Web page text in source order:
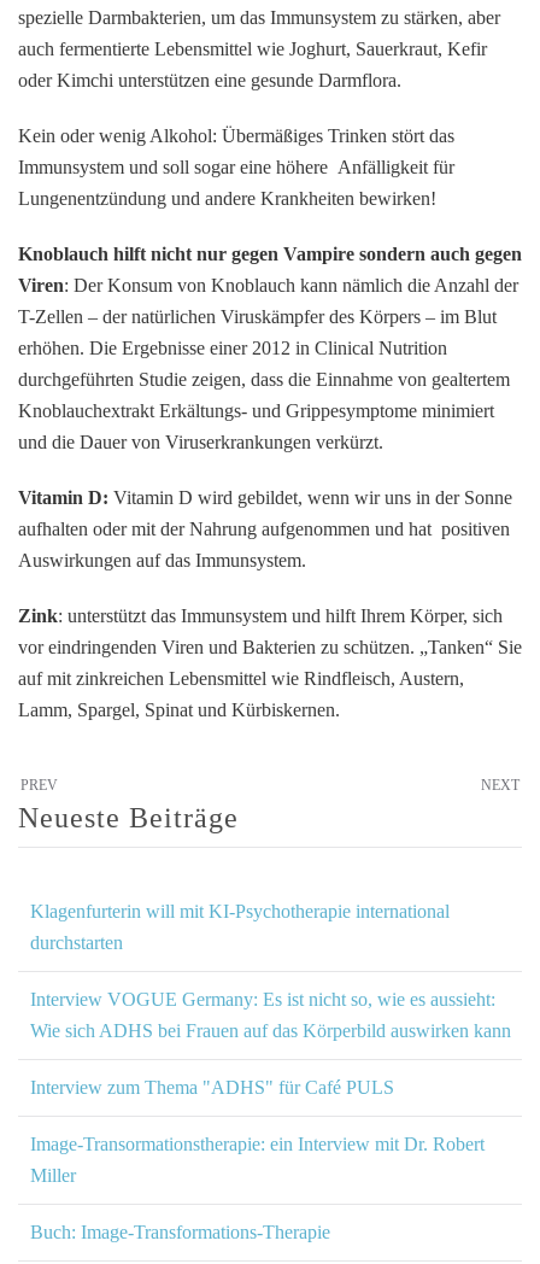
spezielle Darmbakterien, um das Immunsystem zu stärken, aber
auch fermentierte Lebensmittel wie Joghurt, Sauerkraut, Kefir
oder Kimchi unterstützen eine gesunde Darmflora.
Kein oder wenig Alkohol: Übermäßiges Trinken stört das
Immunsystem und soll sogar eine höhere Anfälligkeit für
Lungenentzündung und andere Krankheiten bewirken!
Knoblauch hilft nicht nur gegen Vampire sondern auch gegen
Viren: Der Konsum von Knoblauch kann nämlich die Anzahl der
T-Zellen – der natürlichen Viruskämpfer des Körpers – im Blut
erhöhen. Die Ergebnisse einer 2012 in Clinical Nutrition
durchgeführten Studie zeigen, dass die Einnahme von gealtertem
Knoblauchextrakt Erkältungs- und Grippesymptome minimiert
und die Dauer von Viruserkrankungen verkürzt.
Vitamin D: Vitamin D wird gebildet, wenn wir uns in der Sonne
aufhalten oder mit der Nahrung aufgenommen und hat positiven
Auswirkungen auf das Immunsystem.
Zink: unterstützt das Immunsystem und hilft Ihrem Körper, sich
vor eindringenden Viren und Bakterien zu schützen. „Tanken“ Sie
auf mit zinkreichen Lebensmittel wie Rindfleisch, Austern,
Lamm, Spargel, Spinat und Kürbiskernen.
PREV NEXT
Neueste Beiträge
Klagenfurterin will mit KI-Psychotherapie international
durchstarten
Interview VOGUE Germany: Es ist nicht so, wie es aussieht:
Wie sich ADHS bei Frauen auf das Körperbild auswirken kann
Interview zum Thema "ADHS" für Café PULS
Image-Transormationstherapie: ein Interview mit Dr. Robert
Miller
Buch: Image-Transformations-Therapie